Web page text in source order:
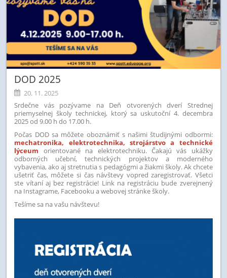
DOD 2025
20. 11. 2025
Srdečne vás pozývame na Deň otvorených dverí Strednej
priemyselnej školy technickej, ktorý sa uskutoční 4. decembra
2025 od 9.00 h do 17.00 h.
Počas DOD sa môžete oboznámiť s našimi študijnými odbormi:
mechatronika, elektrotechnika, strojárstvo a technické
lýceum orientované na elektrotechniku. Čakajú vás ukážky
odborných učební, technických projektov a moderného
vybavenia, ako aj stretnutia s pedagógmi a žiakmi školy. Ak chcete
ušetriť čas, môžete si čas návštevy vopred zaregistrovať. Všetci
ste vítaní aj bez registrácie! Link na registráciu bude zverejnený
na Instagrame, Facebooku a webovej stránke školy.
Tešíme sa na vašu návštevu!